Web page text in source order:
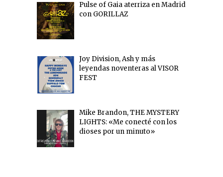
Pulse of Gaia aterriza en Madrid
con GORILLAZ
Joy Division, Ash y más
leyendas noventeras al VISOR
FEST
Mike Brandon, THE MYSTERY
LIGHTS: «Me conecté con los
dioses por un minuto»